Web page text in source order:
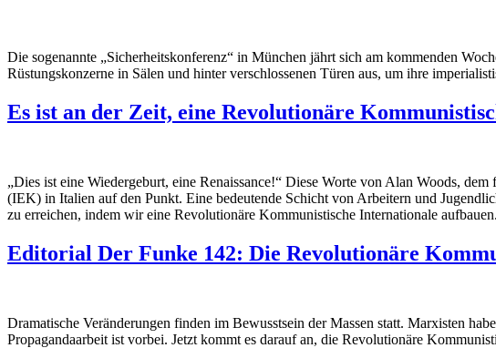
Die sogenannte „Sicherheitskonferenz“ in München jährt sich am kommenden
Rüstungskonzerne in Sälen und hinter verschlossenen Türen aus, um ihre
Es ist an der Zeit, eine Revolutionäre
„Dies ist eine Wiedergeburt, eine Renaissance!“ Diese Worte von Alan Woods,
(IEK) in Italien auf den Punkt. Eine bedeutende Schicht von Arbeitern und
zu erreichen, indem wir eine Revolutionäre Kommunistische Internationale aufbauen.
Editorial Der Funke 142: Die Revolutionäre
Dramatische Veränderungen finden im Bewusstsein der Massen statt. Marxisten
Propagandaarbeit ist vorbei. Jetzt kommt es darauf an, die Revolutionäre